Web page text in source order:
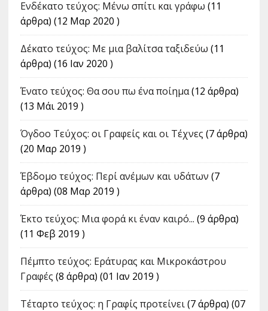
Ενδέκατο τεύχος: Μένω σπίτι και γράφω (11
άρθρα) (12 Μαρ 2020 )
Δέκατο τεύχος: Με μια βαλίτσα ταξιδεύω (11
άρθρα) (16 Ιαν 2020 )
Ένατο τεύχος: Θα σου πω ένα ποίημα(12 άρθρα)
(13 Μάι 2019 )
Όγδοο Τεύχος: οι Γραφείς και οι Τέχνες (7 άρθρα)
(20 Μαρ 2019 )
Έβδομο τεύχος: Περί ανέμων και υδάτων (7
άρθρα) (08 Μαρ 2019 )
Έκτο τεύχος: Μια φορά κι έναν καιρό... (9 άρθρα)
(11 Φεβ 2019 )
Πέμπτο τεύχος: Εράτυρας και Μικροκάστρου
Γραφές (8 άρθρα) (01 Ιαν 2019 )
Τέταρτο τεύχος: η Γραφίς προτείνει(7 άρθρα) (07